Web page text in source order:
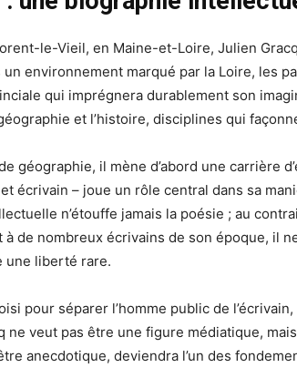
le-Vieil, en Maine-et-Loire, Julien
environnement marqué par la Loire, les
qui imprégnera durablement son
et l’histoire, disciplines qui
géographie, il mène d’abord une carrière
écrivain – joue un rôle central dans sa
n’étouffe jamais la poésie ; au
de nombreux écrivains de son époque, il
une liberté rare.
pour séparer l’homme public de
ne veut pas être une figure médiatique,
anecdotique, deviendra l’un des